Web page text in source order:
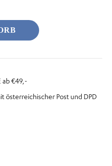
ab €49,-
österreichischer Post und DPD